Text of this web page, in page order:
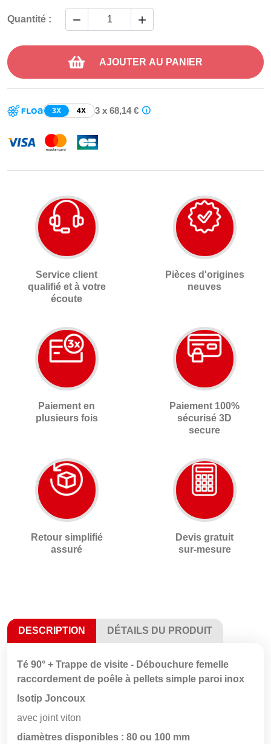
Quantité :  
AJOUTER AU PANIER
3X 4X 3 x 68,14 €
Service client
qualifié et à votre
écoute
Pièces d'origines
neuves
Paiement en
plusieurs fois
Paiement 100%
sécurisé 3D
secure
Retour simplifié
assuré
Devis gratuit
sur-mesure
DESCRIPTION DÉTAILS DU PRODUIT
Té 90° + Trappe de visite - Débouchure femelle
raccordement de poêle à pellets simple paroi inox
Isotip Joncoux
avec joint viton
diamètres disponibles : 80 ou 100 mm